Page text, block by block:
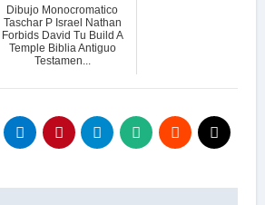
Dibujo Monocromatico
Taschar P Israel Nathan
Forbids David Tu Build A
Temple Biblia Antiguo
Testamen...